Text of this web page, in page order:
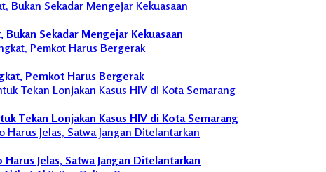
Sekadar Mengejar Kekuasaan
Pemkot Harus Bergerak
Tekan Lonjakan Kasus HIV di Kota Semarang
Jelas, Satwa Jangan Ditelantarkan